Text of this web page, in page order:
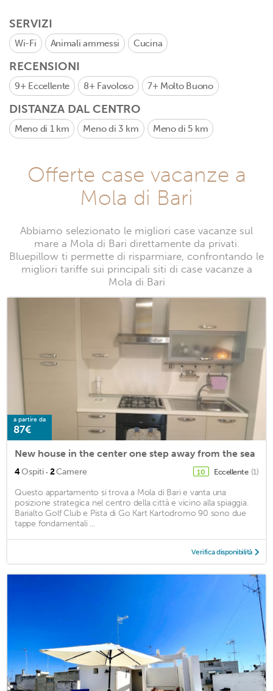
SERVIZI
Wi-Fi Animali ammessi Cucina
RECENSIONI
9+ Eccellente 8+ Favoloso 7+ Molto Buono
DISTANZA DAL CENTRO
Meno di 1 km Meno di 3 km Meno di 5 km
Offerte case vacanze a
Mola di Bari
Abbiamo selezionato le migliori case vacanze sul
mare a Mola di Bari direttamente da privati.
Bluepillow ti permette di risparmiare, confrontando le
migliori tariffe sui principali siti di case vacanze a
Mola di Bari
a partire da
87€
New house in the center one step away from the sea
4Ospiti · 2Camere 10 Eccellente (1)
Questo appartamento si trova a Mola di Bari e vanta una
posizione strategica nel centro della città e vicino alla spiaggia.
Barialto Golf Club e Pista di Go Kart Kartodromo 90 sono due
tappe fondamentali ...
Verifica disponibilità